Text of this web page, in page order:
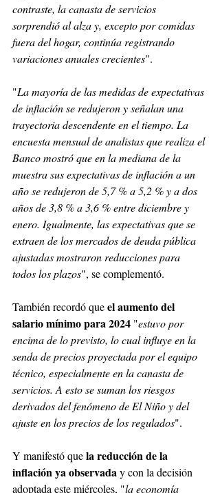
contraste, la canasta de servicios
sorprendió al alza y, excepto por comidas
fuera del hogar, continúa registrando
variaciones anuales crecientes".
"La mayoría de las medidas de expectativas
de inflación se redujeron y señalan una
trayectoria descendente en el tiempo. La
encuesta mensual de analistas que realiza el
Banco mostró que en la mediana de la
muestra sus expectativas de inflación a un
año se redujeron de 5,7 % a 5,2 % y a dos
años de 3,8 % a 3,6 % entre diciembre y
enero. Igualmente, las expectativas que se
extraen de los mercados de deuda pública
ajustadas mostraron reducciones para
todos los plazos", se complementó.
También recordó que el aumento del
salario mínimo para 2024 "estuvo por
encima de lo previsto, lo cual influye en la
senda de precios proyectada por el equipo
técnico, especialmente en la canasta de
servicios. A esto se suman los riesgos
derivados del fenómeno de El Niño y del
ajuste en los precios de los regulados".
Y manifestó que la reducción de la
inflación ya observada y con la decisión
adoptada este miércoles, "la economía